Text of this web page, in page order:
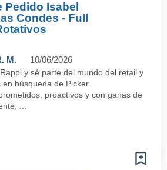
Pedido Isabel
Condes - Full
M. 10/06/2026
y sé parte del mundo del retail y
en búsqueda de Picker
proactivos y con ganas de
...